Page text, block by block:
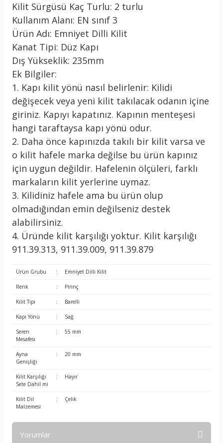
Kilit Sürgüsü Kaç Turlu: 2 turlu
Kullanım Alanı: EN sınıf 3
Ürün Adı: Emniyet Dilli Kilit
Kanat Tipi: Düz Kapı
Dış Yükseklik: 235mm
Ek Bilgiler:
1. Kapı kilit yönü nasıl belirlenir: Kilidi
değişecek veya yeni kilit takılacak odanın içine
giriniz. Kapıyı kapatınız. Kapının menteşesi
hangi taraftaysa kapı yönü odur.
2. Daha önce kapınızda takılı bir kilit varsa ve
o kilit hafele marka değilse bu ürün kapınız
için uygun değildir. Hafelenin ölçüleri, farklı
markaların kilit yerlerine uymaz.
3. Kilidiniz hafele ama bu ürün olup
olmadığından emin değilseniz destek
alabilirsiniz.
4. Üründe kilit karşılığı yoktur. Kilit karşılığı
911.39.313, 911.39.009, 911.39.879
Ürün Grubu : Emniyet Dilli Kilit
Renk : Pirinç
Kilit Tipi : Barelli
Kapı Yönü : Sağ
Seren
Mesafesi
: 55 mm
Ayna
Genişliği
: 20 mm
Kilit Karşılığı
Sete Dahil mi
: Hayır
Kilit Dil
Malzemesi
: Çelik
Yorumlar